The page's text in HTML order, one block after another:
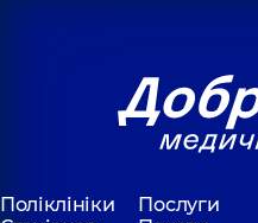
Поліклініки
Послуги